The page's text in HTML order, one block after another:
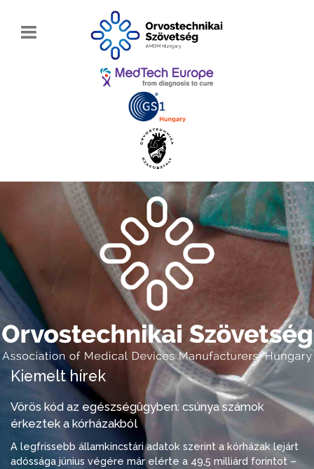
Kiemelt hírek
Vörös kód az egészségügyben: csúnya számok
érkeztek a kórházakból
A legfrissebb államkincstári adatok szerint a kórházak lejárt
adóssága június végére már elérte a 49,5 milliárd forintot –